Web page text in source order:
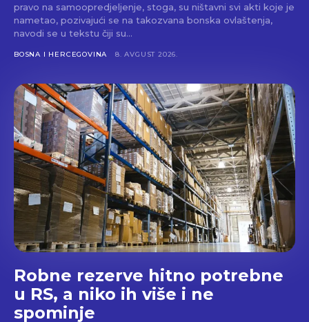
pravo na samoopredjeljenje, stoga, su ništavni svi akti koje je
nametao, pozivajući se na takozvana bonska ovlaštenja,
navodi se u tekstu čiji su…
BOSNA I HERCEGOVINA 8. AVGUST 2026.
Robne rezerve hitno potrebne
u RS, a niko ih više i ne
spominje